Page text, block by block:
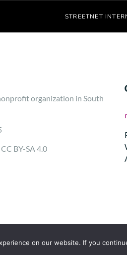
STREETNET
organization in South
BY-SA 4.0
on our website. If you